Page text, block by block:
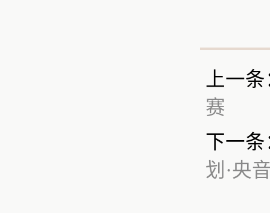
上一
赛
下一条
划·央